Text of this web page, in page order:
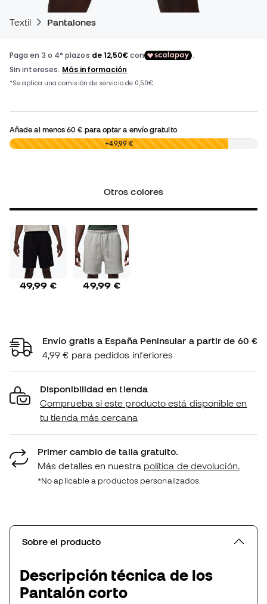
Textil Pantalones
Añade al menos60 € para optar a envío gratuito
0,00 € +49,99 €
Otros colores
49,99 € 49,99 €
Envío gratis a España Peninsular a partir de 60 €
4,99 € para pedidos inferiores
Disponibilidad en tienda
Comprueba si este producto está disponible en
tu tienda más cercana
Primer cambio de talla gratuito.
Más detalles en nuestra política de devolución.
*No aplicable a productos personalizados.
Sobre el producto
Descripción técnica de los
Pantalón corto